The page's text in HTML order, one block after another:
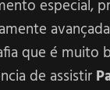
especial,
que é
de assistir